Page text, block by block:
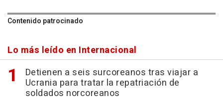
Contenido patrocinado
Lo más leído en Internacional
Detienen a seis surcoreanos tras viajar a
Ucrania para tratar la repatriación de
soldados norcoreanos